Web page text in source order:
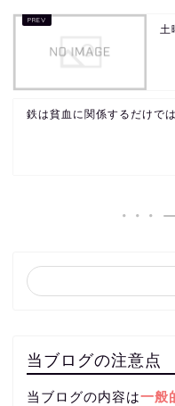
土
鉄は貧血に関係するだけでは
当ブログの注意点
当ブログの内容は一般